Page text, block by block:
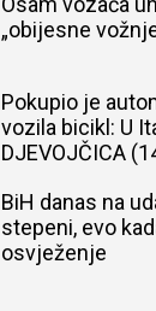
„obijesne
Pokupio je
vozila bicikl: U
DJEVOJČICA
BiH danas na
stepeni, evo
osvježenje